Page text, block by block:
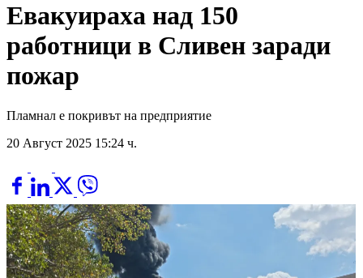
Евакуираха над 150
работници в Сливен заради
пожар
Пламнал е покривът на предприятие
20 Август 2025 15:24 ч.